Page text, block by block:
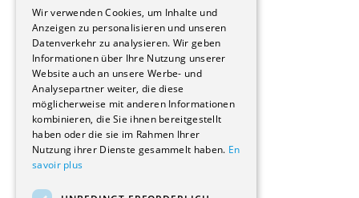
Immobilienverwaltungsgesellschaften
Stockwerkeigentum
Reportagen
Wohnungen
Renovierungen
Innere Umbauten
Gastgewerbe und Tourismus
Verwaltungsgebäude und Geschäfte
Schuleinrichtungen
Medizinische Einrichtungen
Wir verwenden Cookies, um Inhalte und
Anzeigen zu personalisieren und unseren
Datenverkehr zu analysieren. Wir geben
Informationen über Ihre Nutzung unserer
Website auch an unsere Werbe- und
Analysepartner weiter, die diese
möglicherweise mit anderen Informationen
kombinieren, die Sie ihnen bereitgestellt
haben oder die sie im Rahmen Ihrer
Nutzung ihrer Dienste gesammelt haben. En
savoir plus